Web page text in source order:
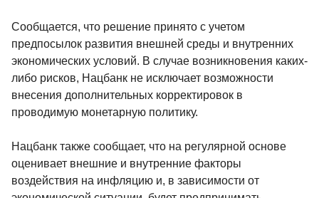
Сообщается, что решение принято с учетом
предпосылок развития внешней среды и внутренних
экономических условий. В случае возникновения каких-
либо рисков, Нацбанк не исключает возможности
внесения дополнительных корректировок в
проводимую монетарную политику.
Нацбанк также сообщает, что на регулярной основе
оценивает внешние и внутренние факторы
воздействия на инфляцию и, в зависимости от